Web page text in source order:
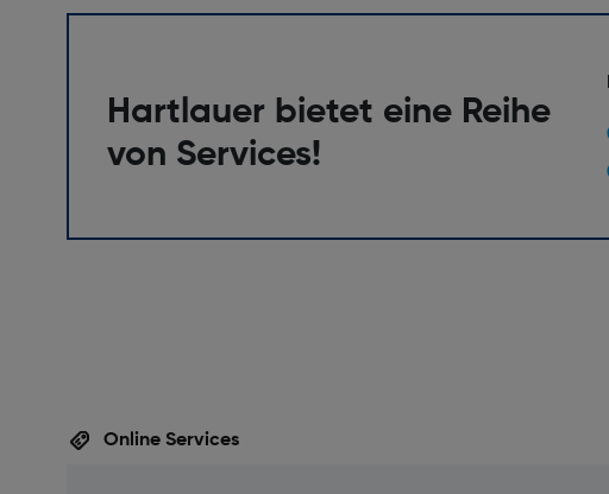
Hartlauer bietet eine Reihe
von Services!
Online Services